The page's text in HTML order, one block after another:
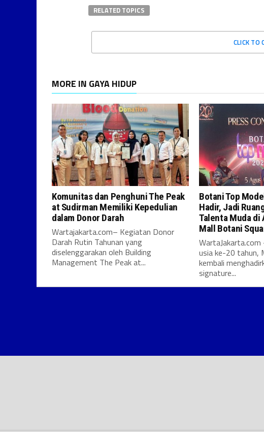
RELATED TOPICS
CLICK TO
MORE IN GAYA HIDUP
Komunitas dan Penghuni The Peak
at Sudirman Memiliki Kepedulian
dalam Donor Darah
Wartajakarta.com– Kegiatan Donor
Darah Rutin Tahunan yang
diselenggarakan oleh Building
Management The Peak at...
Botani Top
Hadir, Jadi
Talenta Muda
Mall Botani
WartaJakarta.com
usia ke-20 tahun,
kembali
signature...